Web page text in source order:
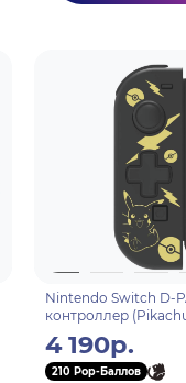
Nintendo Switch D-
контроллер
(NSW-297U)
4 190р.
210 Pop-Баллов